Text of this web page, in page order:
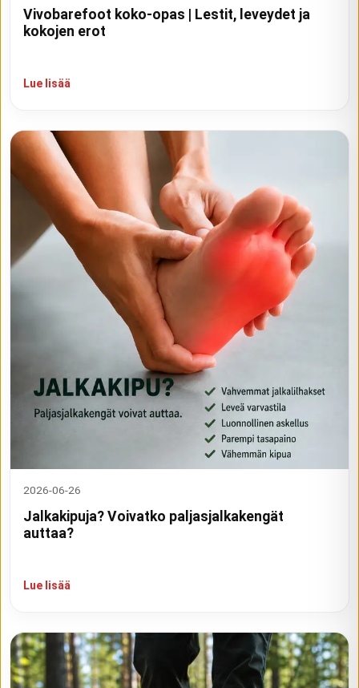
Vivobarefoot koko-opas | Lestit, leveydet ja
kokojen erot
Lue lisää
2026-06-26
Jalkakipuja? Voivatko paljasjalkakengät
auttaa?
Lue lisää